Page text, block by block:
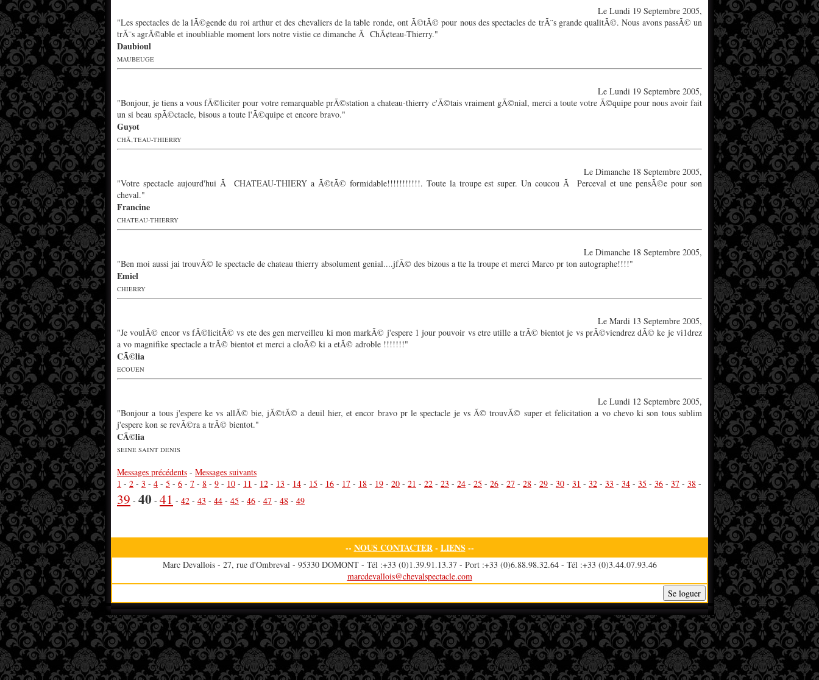
Le Lundi 19 Septembre 2005,
"Les spectacles de la lÃ©gende du roi arthur et des chevaliers de la table ronde, ont Ã©tÃ© pour nous des spectacles de trÃ¨s grande qualitÃ©. Nous avons passÃ© un
trÃ¨s agrÃ©able et inoubliable moment lors notre vistie ce dimanche Ã ChÃ¢teau-Thierry."
Daubioul
MAUBEUGE
Le Lundi 19 Septembre 2005,
"Bonjour, je tiens a vous fÃ©liciter pour votre remarquable prÃ©station a chateau-thierry c'Ã©tais vraiment gÃ©nial, merci a toute votre Ã©quipe pour nous avoir fait
un si beau spÃ©ctacle, bisous a toute l'Ã©quipe et encore bravo."
Guyot
CHÃ‚TEAU-THIERRY
Le Dimanche 18 Septembre 2005,
"Votre spectacle aujourd'hui Ã CHATEAU-THIERY a Ã©tÃ© formidable!!!!!!!!!!!. Toute la troupe est super. Un coucou Ã Perceval et une pensÃ©e pour son
cheval."
Francine
CHATEAU-THIERRY
Le Dimanche 18 Septembre 2005,
"Ben moi aussi jai trouvÃ© le spectacle de chateau thierry absolument genial....jfÃ© des bizous a tte la troupe et merci Marco pr ton autographe!!!!"
Emiel
CHIERRY
Le Mardi 13 Septembre 2005,
"Je voulÃ© encor vs fÃ©licitÃ© vs ete des gen merveilleu ki mon markÃ© j'espere 1 jour pouvoir vs etre utille a trÃ© bientot je vs prÃ©viendrez dÃ© ke je vi1drez
a vo magnifike spectacle a trÃ© bientot et merci a cloÃ© ki a etÃ© adroble !!!!!!!"
CÃ©lia
ECOUEN
Le Lundi 12 Septembre 2005,
"Bonjour a tous j'espere ke vs allÃ© bie, jÃ©tÃ© a deuil hier, et encor bravo pr le spectacle je vs Ã© trouvÃ© super et felicitation a vo chevo ki son tous sublim
j'espere kon se revÃ©ra a trÃ© bientot."
CÃ©lia
SEINE SAINT DENIS
Messages précédents - Messages suivants
1 - 2 - 3 - 4 - 5 - 6 - 7 - 8 - 9 - 10 - 11 - 12 - 13 - 14 - 15 - 16 - 17 - 18 - 19 - 20 - 21 - 22 - 23 - 24 - 25 - 26 - 27 - 28 - 29 - 30 - 31 - 32 - 33 - 34 - 35 - 36 - 37 - 38 -
39 - 40 - 41 - 42 - 43 - 44 - 45 - 46 - 47 - 48 - 49
-- NOUS CONTACTER - LIENS --
Marc Devallois - 27, rue d'Ombreval - 95330 DOMONT - Tél :+33 (0)1.39.91.13.37 - Port :+33 (0)6.88.98.32.64 - Tél :+33 (0)3.44.07.93.46
marcdevallois@chevalspectacle.com